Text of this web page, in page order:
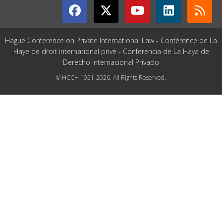
Hague Conference on Private International Law - Conférence de La
Haye de droit international privé - Conferencia de La Haya de
Derecho Internacional Privado
© HCCH 1951-2026. All Rights Reserved.